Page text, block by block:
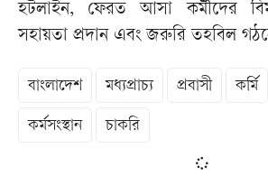
হটলাইন, ফেরত আসা কর্মীদের
সহায়তা প্রদান এবং জরুরি তহবিল
বাংলাদেশ মধ্যপ্রাচ্য প্রবাসী কর্মি
কর্মসংস্থান চাকরি